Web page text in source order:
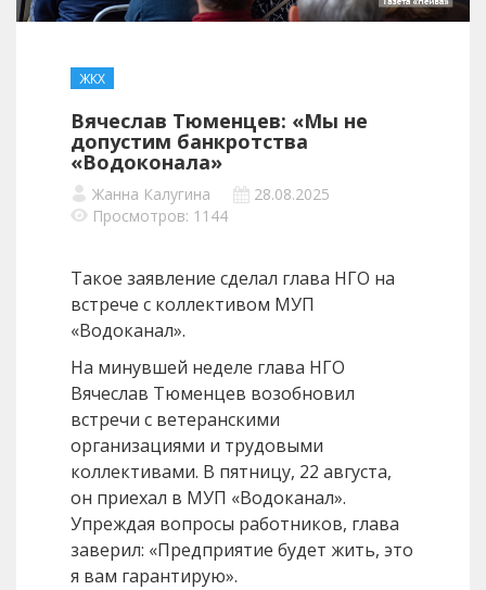
ЖКХ
Вячеслав Тюменцев: «Мы не
допустим банкротства
«Водоконала»
Жанна Калугина
28.08.2025
Просмотров: 1144
Такое заявление сделал глава НГО на
встрече с коллективом МУП
«Водоканал».
На минувшей неделе глава НГО
Вячеслав Тюменцев возобновил
встречи с ветеранскими
организациями и трудовыми
коллективами. В пятницу, 22 августа,
он приехал в МУП «Водоканал».
Упреждая вопросы работников, глава
заверил: «Предприятие будет жить, это
я вам гарантирую».